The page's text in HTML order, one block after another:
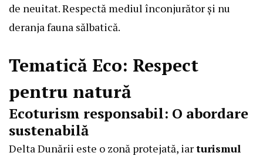
de neuitat. Respectă mediul înconjurător și nu
deranja fauna sălbatică.
Tematică Eco: Respect
pentru natură
Ecoturism responsabil: O abordare
sustenabilă
Delta Dunării este o zonă protejată, iarturismul